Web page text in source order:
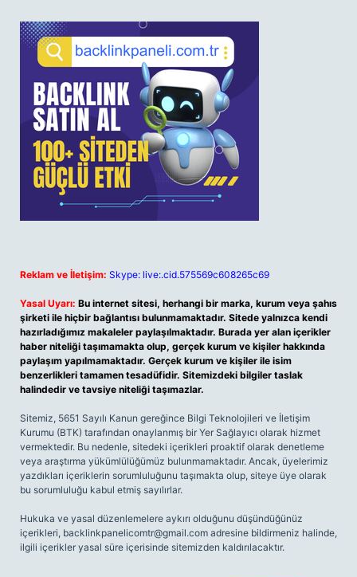
Reklam ve İletişim: Skype: live:.cid.575569c608265c69
Yasal Uyarı: Bu internet sitesi, herhangi bir marka, kurum veya şahıs
şirketi ile hiçbir bağlantısı bulunmamaktadır. Sitede yalnızca kendi
hazırladığımız makaleler paylaşılmaktadır. Burada yer alan içerikler
haber niteliği taşımamakta olup, gerçek kurum ve kişiler hakkında
paylaşım yapılmamaktadır. Gerçek kurum ve kişiler ile isim
benzerlikleri tamamen tesadüfidir. Sitemizdeki bilgiler taslak
halindedir ve tavsiye niteliği taşımazlar.
Sitemiz, 5651 Sayılı Kanun gereğince Bilgi Teknolojileri ve İletişim
Kurumu (BTK) tarafından onaylanmış bir Yer Sağlayıcı olarak hizmet
vermektedir. Bu nedenle, sitedeki içerikleri proaktif olarak denetleme
veya araştırma yükümlülüğümüz bulunmamaktadır. Ancak, üyelerimiz
yazdıkları içeriklerin sorumluluğunu taşımakta olup, siteye üye olarak
bu sorumluluğu kabul etmiş sayılırlar.
Hukuka ve yasal düzenlemelere aykırı olduğunu düşündüğünüz
içerikleri, backlinkpanelicomtr@gmail.com adresine bildirmeniz halinde,
ilgili içerikler yasal süre içerisinde sitemizden kaldırılacaktır.